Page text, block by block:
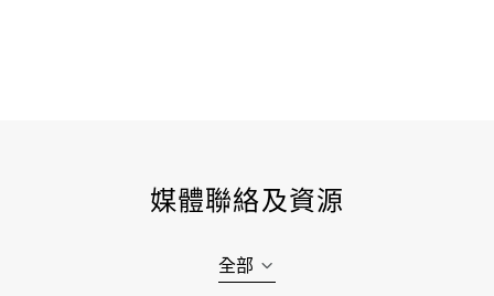
媒體聯絡及資源
全部